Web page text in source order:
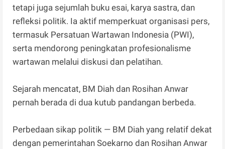
tetapi juga sejumlah buku esai, karya sastra, dan
refleksi politik. Ia aktif memperkuat organisasi pers,
termasuk Persatuan Wartawan Indonesia (PWI),
serta mendorong peningkatan profesionalisme
wartawan melalui diskusi dan pelatihan.
Sejarah mencatat, BM Diah dan Rosihan Anwar
pernah berada di dua kutub pandangan berbeda.
Perbedaan sikap politik — BM Diah yang relatif dekat
dengan pemerintahan Soekarno dan Rosihan Anwar